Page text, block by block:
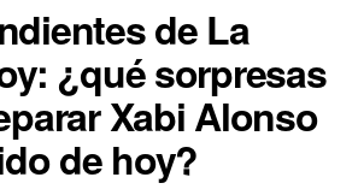
de La
¿qué sorpresas
Xabi Alonso
de hoy?